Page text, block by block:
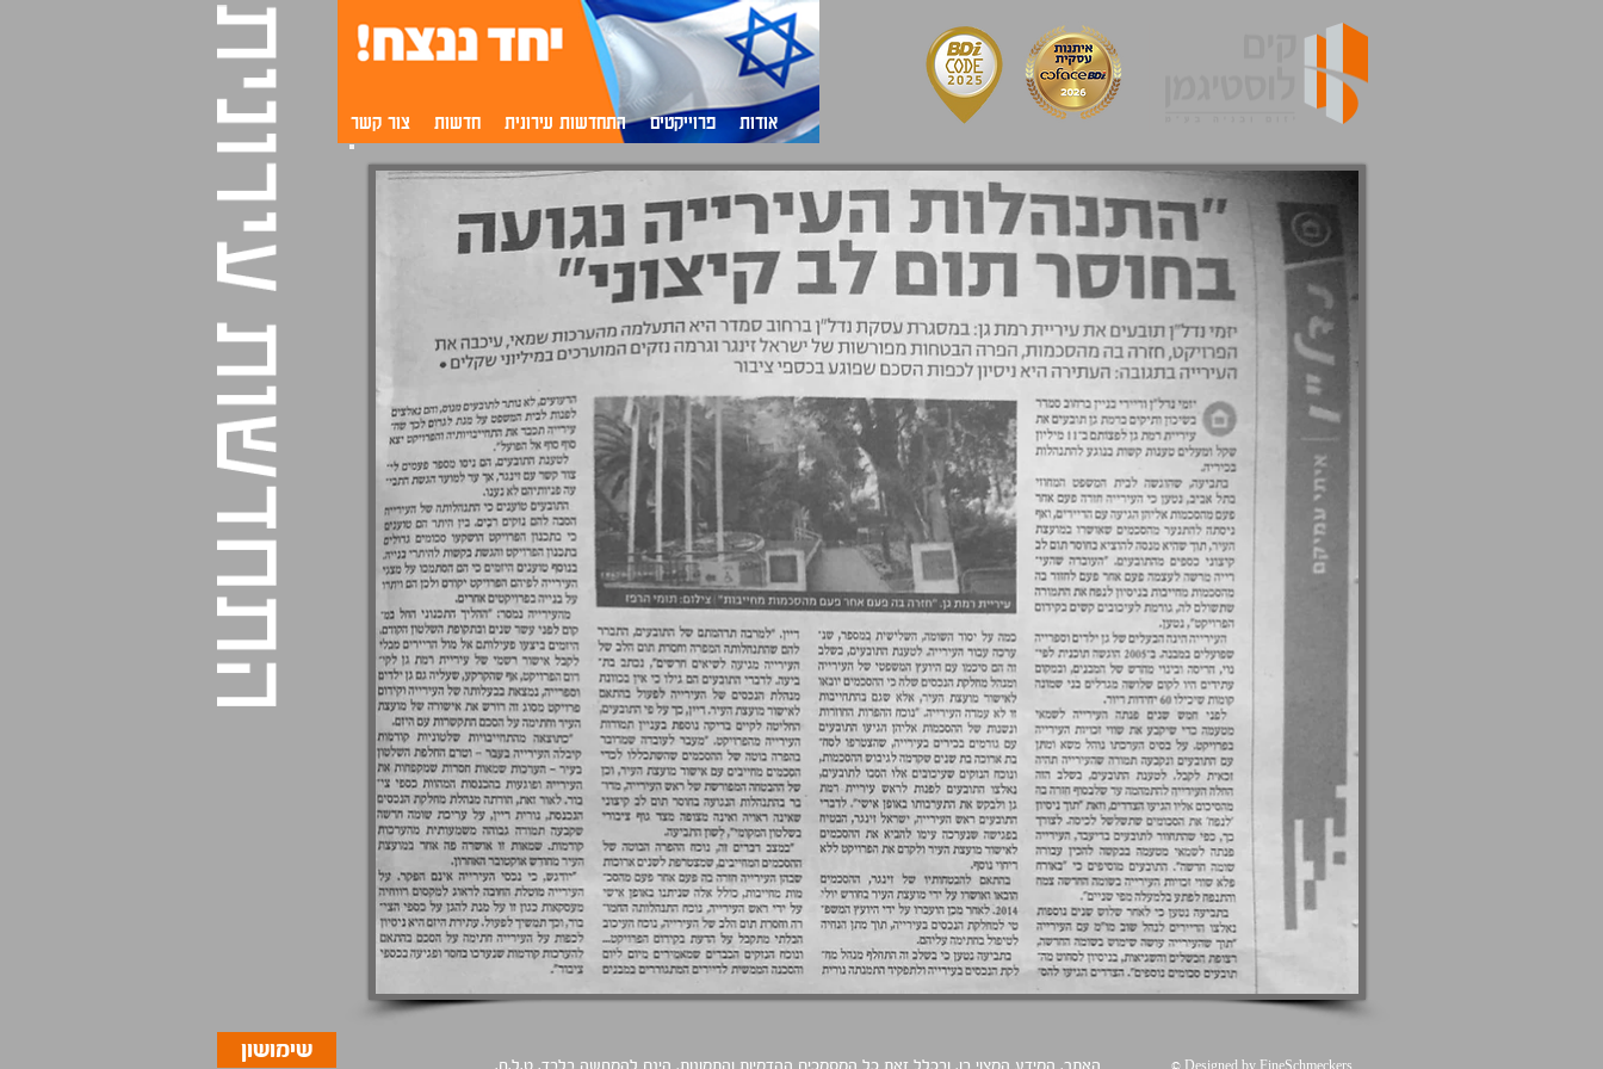
צור קשר חדשות התחדשות עירונית פרוייקטים אודות
שימושון
האתר, המידע המצוי בו, ובכלל זאת כל המסמכים ההדמיות והתמונות, הינם להמחשה בלבד. ט.ל.ח.